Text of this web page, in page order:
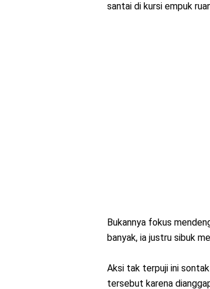
santai di kursi empuk
Bukannya fokus
banyak, ia justru sibuk
Aksi tak terpuji ini
tersebut karena